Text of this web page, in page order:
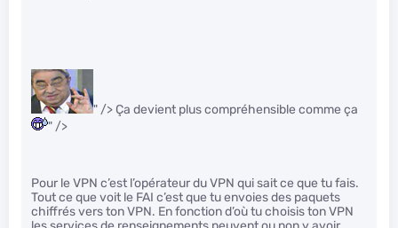
" /> Ça devient plus compréhensible comme ça
" />
Pour le VPN c’est l’opérateur du VPN qui sait ce que tu fais.
Tout ce que voit le FAI c’est que tu envoies des paquets
chiffrés vers ton VPN. En fonction d’où tu choisis ton VPN